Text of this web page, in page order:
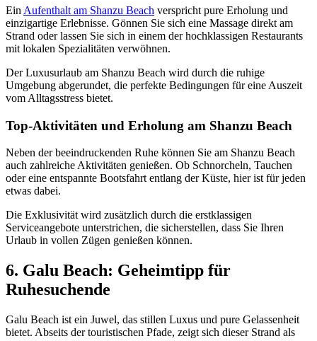
Ein Aufenthalt am Shanzu Beach verspricht pure Erholung und
einzigartige Erlebnisse. Gönnen Sie sich eine Massage direkt am
Strand oder lassen Sie sich in einem der hochklassigen Restaurants
mit lokalen Spezialitäten verwöhnen.
Der Luxusurlaub am Shanzu Beach wird durch die ruhige
Umgebung abgerundet, die perfekte Bedingungen für eine Auszeit
vom Alltagsstress bietet.
Top-Aktivitäten und Erholung am Shanzu Beach
Neben der beeindruckenden Ruhe können Sie am Shanzu Beach
auch zahlreiche Aktivitäten genießen. Ob Schnorcheln, Tauchen
oder eine entspannte Bootsfahrt entlang der Küste, hier ist für jeden
etwas dabei.
Die Exklusivität wird zusätzlich durch die erstklassigen
Serviceangebote unterstrichen, die sicherstellen, dass Sie Ihren
Urlaub in vollen Zügen genießen können.
6. Galu Beach: Geheimtipp für
Ruhesuchende
Galu Beach ist ein Juwel, das stillen Luxus und pure Gelassenheit
bietet. Abseits der touristischen Pfade, zeigt sich dieser Strand als